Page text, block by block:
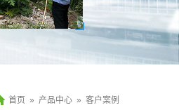
首页 » 产品中心 » 客户案例